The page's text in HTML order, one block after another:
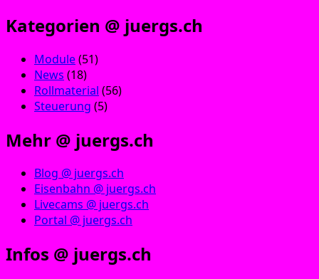
Kategorien @ juergs.ch
Module(51)
News (18)
Rollmaterial (56)
Steuerung (5)
Mehr @ juergs.ch
Blog @ juergs.ch
Eisenbahn @ juergs.ch
Livecams @ juergs.ch
Portal @ juergs.ch
Infos @ juergs.ch